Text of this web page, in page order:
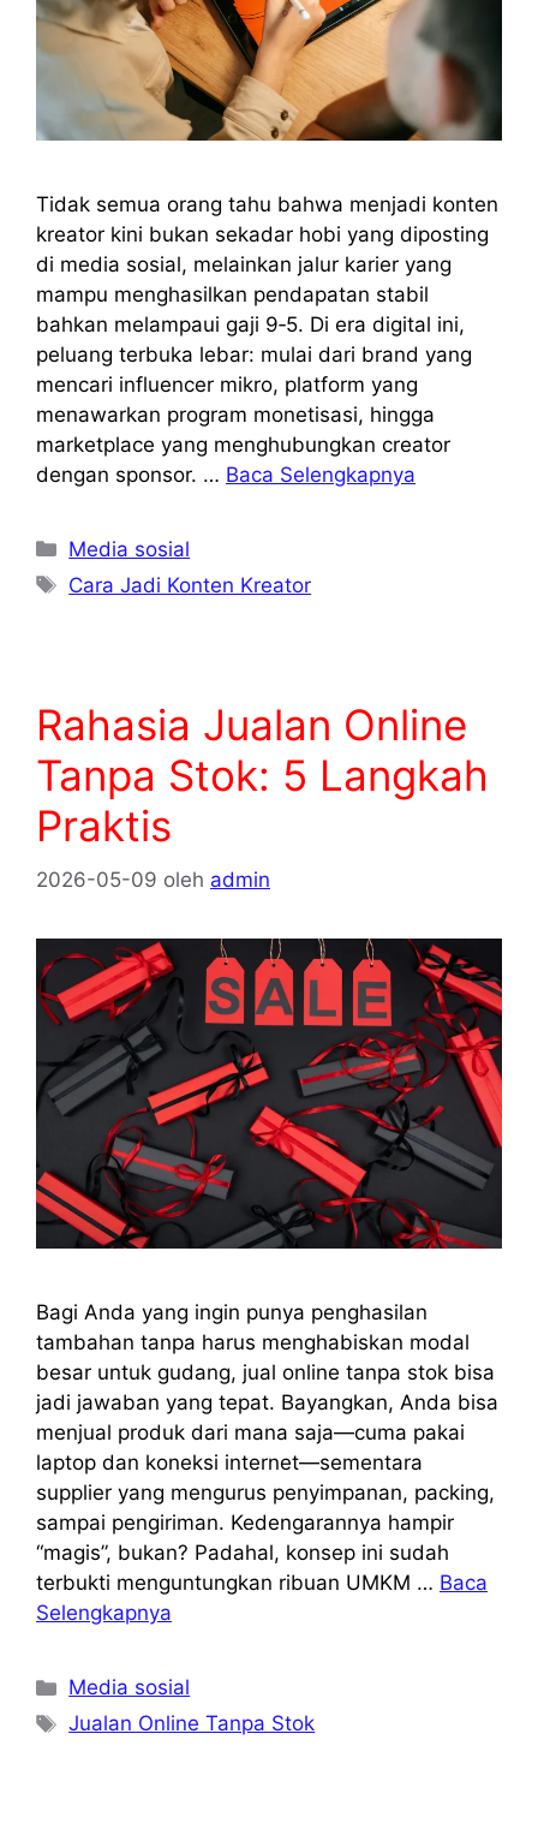
Tidak semua orang tahu bahwa menjadi konten
kreator kini bukan sekadar hobi yang diposting
di media sosial, melainkan jalur karier yang
mampu menghasilkan pendapatan stabil
bahkan melampaui gaji 9‑5. Di era digital ini,
peluang terbuka lebar: mulai dari brand yang
mencari influencer mikro, platform yang
menawarkan program monetisasi, hingga
marketplace yang menghubungkan creator
dengan sponsor. … Baca Selengkapnya
Kategori
Media sosial
Tag
Cara Jadi Konten Kreator
Rahasia Jualan Online
Tanpa Stok: 5 Langkah
Praktis
2026-05-09 oleh admin
Bagi Anda yang ingin punya penghasilan
tambahan tanpa harus menghabiskan modal
besar untuk gudang, jual online tanpa stok bisa
jadi jawaban yang tepat. Bayangkan, Anda bisa
menjual produk dari mana saja—cuma pakai
laptop dan koneksi internet—sementara
supplier yang mengurus penyimpanan, packing,
sampai pengiriman. Kedengarannya hampir
“magis”, bukan? Padahal, konsep ini sudah
terbukti menguntungkan ribuan UMKM … Baca
Selengkapnya
Kategori
Media sosial
Tag
Jualan Online Tanpa Stok